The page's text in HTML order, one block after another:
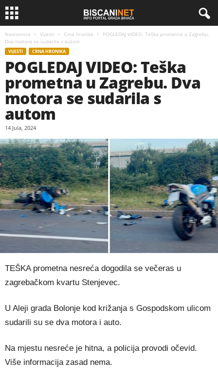
Naslovnica Vijesti Crna hronika
POGLEDAJ VIDEO: Teška prometna u Zagrebu.
Dva motora se sudarila s autom
VIJESTI CRNA HRONIKA
POGLEDAJ VIDEO: Teška
prometna u Zagrebu. Dva
motora se sudarila s
autom
14 Jula, 2024
TEŠKA prometna nesreća dogodila se večeras u
zagrebačkom kvartu Stenjevec.
U Aleji grada Bolonje kod križanja s Gospodskom ulicom
sudarili su se dva motora i auto.
Na mjestu nesreće je hitna, a policija provodi očevid.
Više informacija zasad nema.